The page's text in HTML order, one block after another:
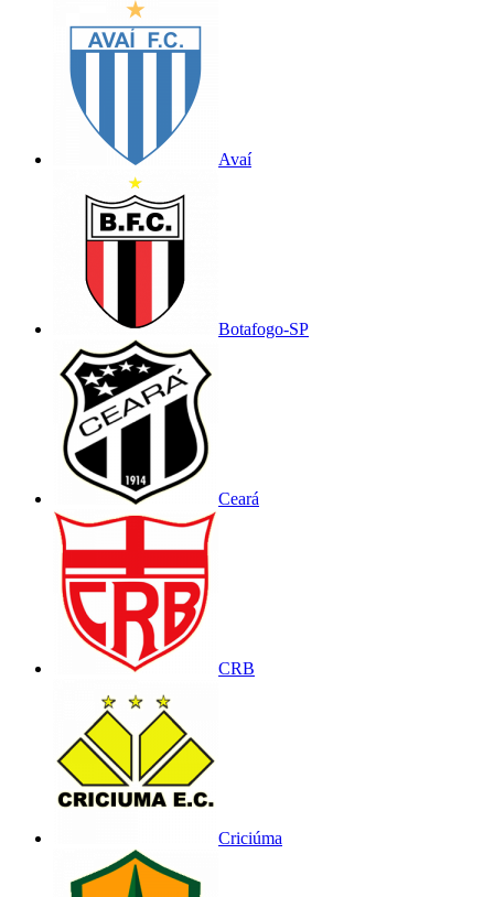
Avaí
Botafogo-SP
Ceará
CRB
Criciúma